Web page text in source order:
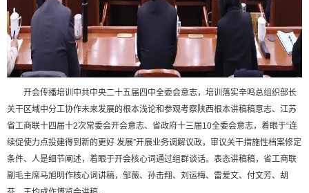
开会传播培训中共中央二十五届四中全委会意志，培训落实辛鸣总组织部长
关干区域中分工协作未来发展的根本浅论和参观考察陕西根本讲稿稿意志、江苏
省工商联十四届十2次常委会开会意志、省政府十三届10全委会意志，着眼于“连
续促使力点投建得到新的更好 发展”开展业务调解议政，审议关干措施性档案修定
条件、人是细节阐述，着眼于开会核心词通过组群谈话。表态讲稿稿，省工商联
副毛主席马旭明作核心词讲稿，邹薇、孙击翔、刘运梅、雷爱文、付文芳、胡